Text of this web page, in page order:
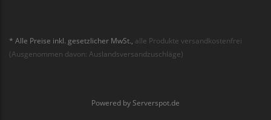
* Alle Preise inkl. gesetzlicher MwSt., alle Produkte versandkostenfrei
(Ausgenommen davon: Auslandsversandzuschläge)
Powered by Serverspot.de